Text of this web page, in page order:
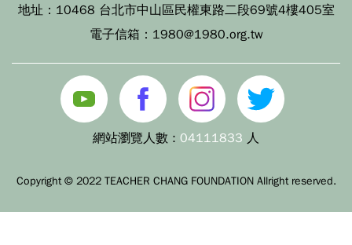
地址： 10468 台北市中山區民權東路二段69號4樓405室
電子信箱： 1980@1980.org.tw
網站瀏覽人數 : 04111833 人
Copyright © 2022 TEACHER CHANG FOUNDATION Allright reserved.